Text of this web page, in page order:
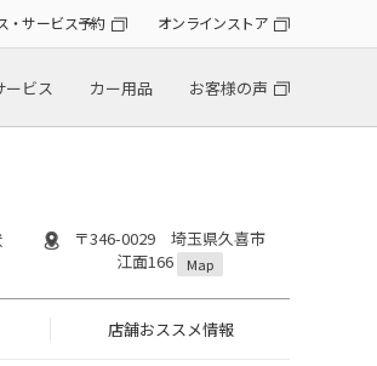
・サービス予約 オンラインストア
ービス カー用品 お客様の声
〒346-0029 埼玉県久喜市
江面166
Map
店舗おススメ情報